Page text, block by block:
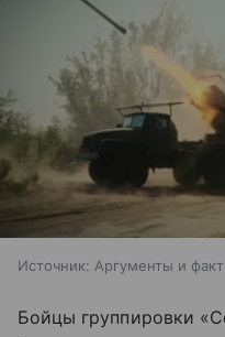
Источник: Аргументы и
Бойцы группировки